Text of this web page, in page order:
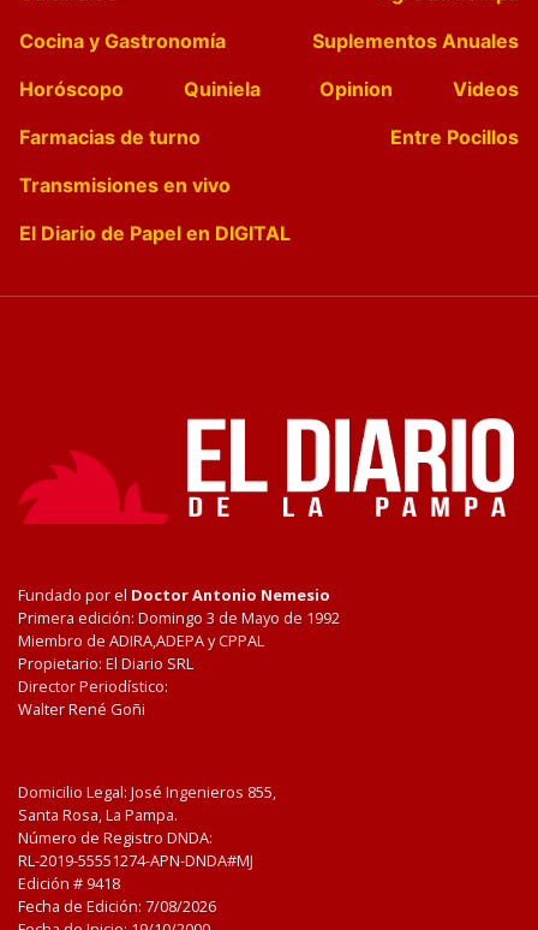
Cocina y Gastronomía
Suplementos Anuales
Horóscopo
Quiniela Opinion
Videos
Farmacias de turno
Entre Pocillos
Transmisiones en vivo
El Diario de Papel en DIGITAL
Fundado por el Doctor Antonio Nemesio
Primera edición: Domingo 3 de Mayo de 1992
Miembro de ADIRA,ADEPA y CPPAL
Propietario: El Diario SRL
Director Periodístico:
Walter René Goñi
Domicilio Legal: José Ingenieros 855,
Santa Rosa, La Pampa.
Número de Registro DNDA:
RL-2019-55551274-APN-DNDA#MJ
Edición # 9418
Fecha de Edición: 7/08/2026